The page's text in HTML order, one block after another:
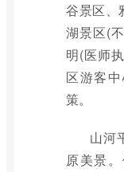
谷景区、
湖景区(
明(医师
区游客
策。
山河
原美景